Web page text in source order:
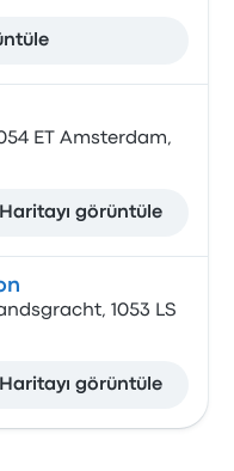
ET Amsterdam,
Haritayı görüntüle
1053 LS
Haritayı görüntüle